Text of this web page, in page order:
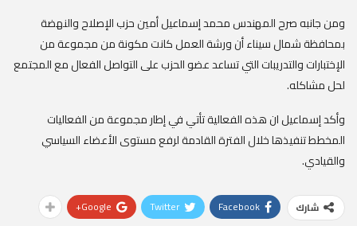
ومن جانبه صرح المهندس محمد إسماعيل أمين حزب الإصلاح والنهضة
بمحافظة شمال سيناء أن ورشة العمل كانت مكونة من مجموعة من
الإختبارات والتدريبات التي تساعد عضو الحزب على التواصل الفعال مع المجتمع
لحل مشاكله.
وأكد إسماعيل ان هذه الفعالية تأتي في إطار مجموعة من الفعاليات
المخطط تنفيذها خلال الفترة القادمة لرفع مستوى الأعضاء السياسي
والقيادي.
شارك Facebook
Twitter
Google+